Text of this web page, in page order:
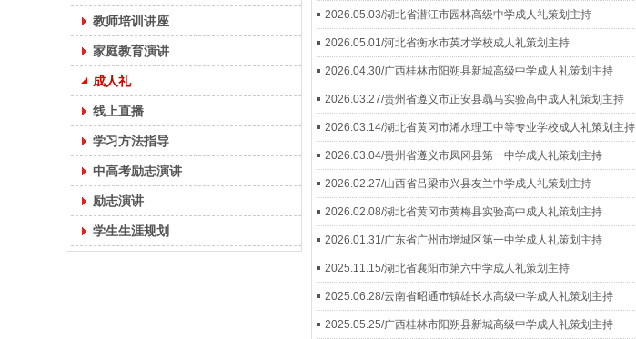
教师培训讲座
家庭教育演讲
成人礼
线上直播
学习方法指导
中高考励志演讲
励志演讲
学生生涯规划
2026.05.03/湖北省潜江市园林高级中学成人礼策划主持
2026.05.01/河北省衡水市英才学校成人礼策划主持
2026.04.30/广西桂林市阳朔县新城高级中学成人礼策划主持
2026.03.27/贵州省遵义市正安县骉马实验高中成人礼策划主持
2026.03.14/湖北省黄冈市浠水理工中等专业学校成人礼策划主持
2026.03.04/贵州省遵义市凤冈县第一中学成人礼策划主持
2026.02.27/山西省吕梁市兴县友兰中学成人礼策划主持
2026.02.08/湖北省黄冈市黄梅县实验高中成人礼策划主持
2026.01.31/广东省广州市增城区第一中学成人礼策划主持
2025.11.15/湖北省襄阳市第六中学成人礼策划主持
2025.06.28/云南省昭通市镇雄长水高级中学成人礼策划主持
2025.05.25/广西桂林市阳朔县新城高级中学成人礼策划主持